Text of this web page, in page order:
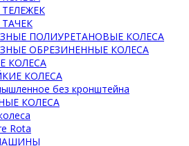
ПОЛИУРЕТАНОВЫЕ КОЛЕСА
ОБРЕЗИНЕННЫЕ КОЛЕСА
КОЛЕСА
КОЛЕСА
без кронштейна
КОЛЕСА
Rota